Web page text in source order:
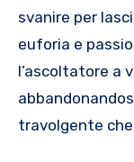
svanire per
euforia e
l’ascoltatore a
travolgente